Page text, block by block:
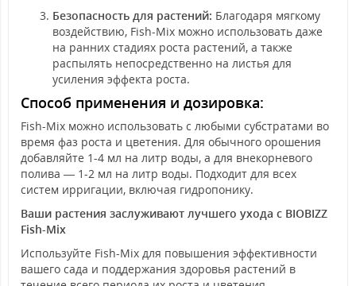
Безопасность для растений: Благодаря мягкому
воздействию, Fish-Mix можно использовать даже
на ранних стадиях роста растений, а также
распылять непосредственно на листья для
усиления эффекта роста.
Способ применения и дозировка:
Fish-Mix можно использовать с любыми субстратами во
время фаз роста и цветения. Для обычного орошения
добавляйте 1-4 мл на литр воды, а для внекорневого
полива — 1-2 мл на литр воды. Подходит для всех
систем ирригации, включая гидропонику.
Ваши растения заслуживают лучшего ухода с BIOBIZZ
Fish-Mix
Используйте Fish-Mix для повышения эффективности
вашего сада и поддержания здоровья растений в